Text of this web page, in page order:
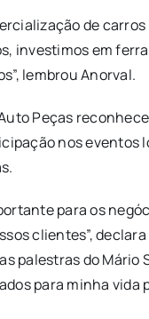
de
investimos em
lembrou Anorval.
Peças
nos eventos
para os
clientes”,
palestras do Mário
para minha vida